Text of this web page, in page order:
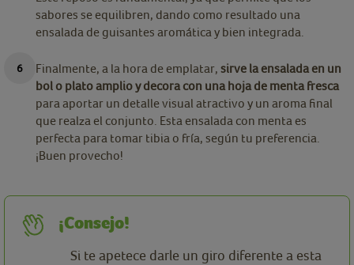
sabores se equilibren, dando como resultado una
ensalada de guisantes aromática y bien integrada.
Finalmente, a la hora de emplatar, sirve la ensalada en un
bol o plato amplio y decora con una hoja de menta fresca
para aportar un detalle visual atractivo y un aroma final
que realza el conjunto. Esta ensalada con menta es
perfecta para tomar tibia o fría, según tu preferencia.
¡Buen provecho!
¡Consejo!
Si te apetece darle un giro diferente a esta